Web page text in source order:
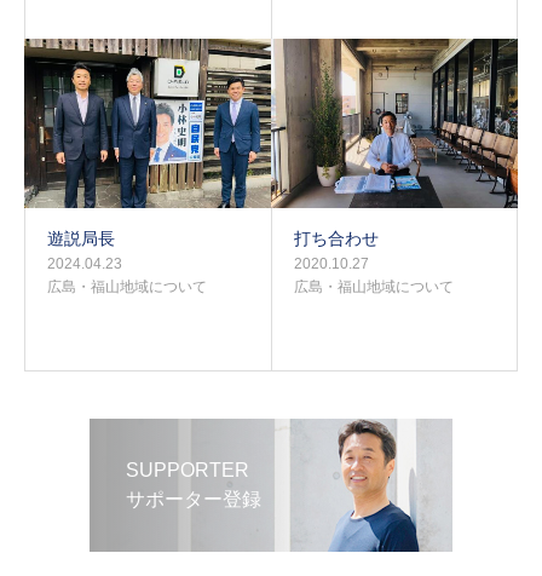
遊説局長
2024.04.23
広島・福山地域について
打ち合わせ
2020.10.27
広島・福山地域について
SUPPORTER
サポーター登録